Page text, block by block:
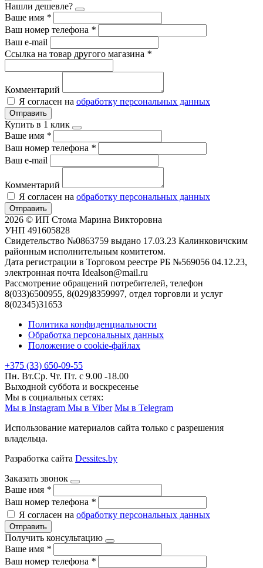
Нашли дешевле?
Ваше имя *
Ваш номер телефона *
Ваш e-mail
Ссылка на товар другого магазина *
Комментарий
Я согласен на обработку персональных данных
Отправить
Купить в 1 клик
Ваше имя *
Ваш номер телефона *
Ваш e-mail
Комментарий
Я согласен на обработку персональных данных
Отправить
2026 © ИП Стома Марина Викторовна
УНП 491605828
Свидетельство №0863759 выдано 17.03.23 Калинковичским
районным исполнительным комитетом.
Дата регистрации в Торговом реестре РБ №569056 04.12.23,
электронная почта Idealson@mail.ru
Рассмотрение обращений потребителей, телефон
8(033)6500955, 8(029)8359997, отдел торговли и услуг
8(02345)31653
Политика конфиденциальности
Обработка персональных данных
Положение о cookie-файлах
+375 (33) 650-09-55
Пн. Вт.Ср. Чт. Пт. с 9.00 -18.00
Выходной суббота и воскресенье
Мы в социальных сетях:
Мы в Instagram Мы в Viber Мы в Telegram
Использование материалов сайта только с разрешения
владельца.
Разработка сайта Dessites.by
Заказать звонок
Ваше имя *
Ваш номер телефона *
Я согласен на обработку персональных данных
Отправить
Получить консультацию
Ваше имя *
Ваш номер телефона *